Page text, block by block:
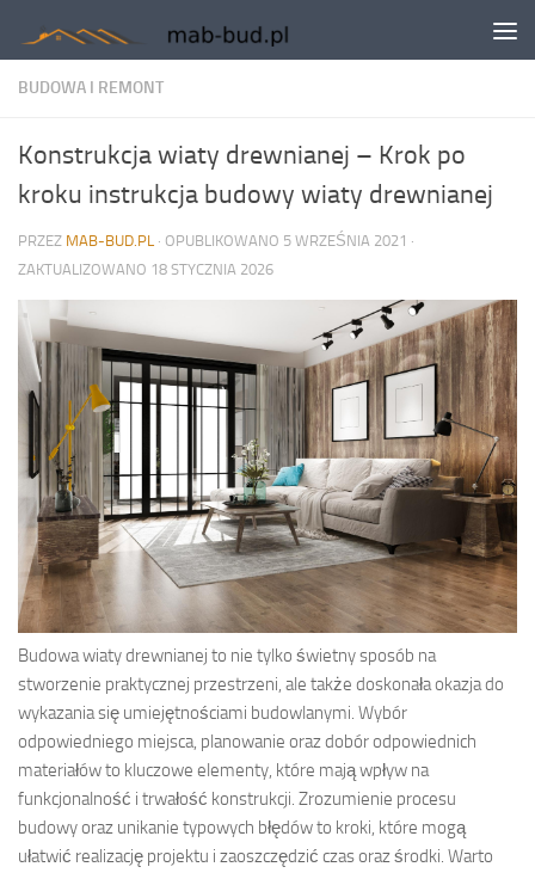
Skip to content
BUDOWA I REMONT
Konstrukcja wiaty drewnianej – Krok po
kroku instrukcja budowy wiaty drewnianej
PRZEZ MAB-BUD.PL · OPUBLIKOWANO 5 WRZEŚNIA 2021 ·
ZAKTUALIZOWANO 18 STYCZNIA 2026
Budowa wiaty drewnianej to nie tylko świetny sposób na
stworzenie praktycznej przestrzeni, ale także doskonała okazja do
wykazania się umiejętnościami budowlanymi. Wybór
odpowiedniego miejsca, planowanie oraz dobór odpowiednich
materiałów to kluczowe elementy, które mają wpływ na
funkcjonalność i trwałość konstrukcji. Zrozumienie procesu
budowy oraz unikanie typowych błędów to kroki, które mogą
ułatwić realizację projektu i zaoszczędzić czas oraz środki. Warto